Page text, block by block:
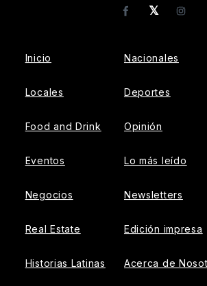
𝕏
Facebook
Inicio
Locales
Food and Drink
Eventos
Negocios
Real Estate
Historias Latinas
Nacionales
Deportes
Opinión
Lo más leído
Newsletters
Edición impresa
Acerca de